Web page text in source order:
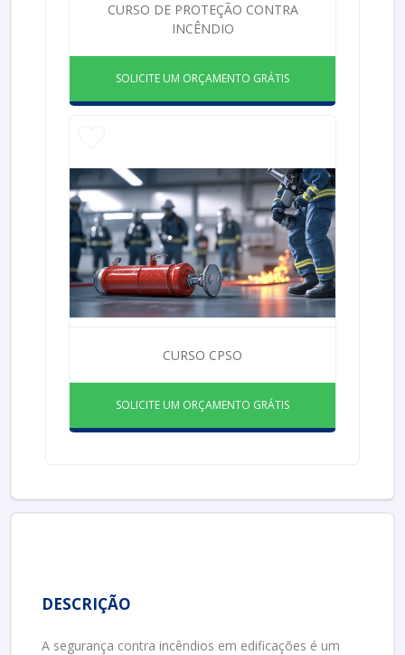
CURSO DE PROTEÇÃO CONTRA
INCÊNDIO
SOLICITE UM ORÇAMENTO GRÁTIS
CURSO CPSO
SOLICITE UM ORÇAMENTO GRÁTIS
DESCRIÇÃO
A segurança contra incêndios em edificações é um